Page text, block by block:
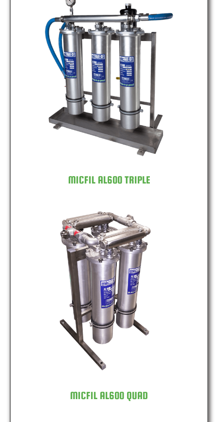
MICFIL AL600 TRIPLE
MICFIL AL600 TRIPLE
MICFIL AL600 QUAD
MICFIL AL600 QUAD